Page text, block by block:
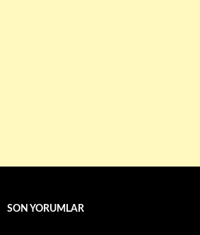
SON YORUMLAR